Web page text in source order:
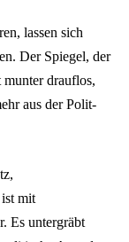
lassen sich
Der Spiegel, der
drauflos,
aus der Polit-
mit
Es untergräbt